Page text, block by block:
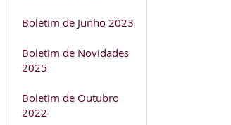
Boletim de Junho 2023
Boletim de Novidades
2025
Boletim de Outubro
2022